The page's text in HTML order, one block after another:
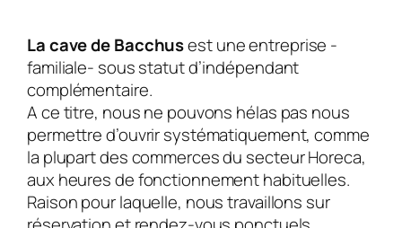
La cave de Bacchusest une entreprise -
familiale- sous statut d’indépendant
complémentaire.
A ce titre, nous ne pouvons hélas pas nous
permettre d’ouvrir systématiquement, comme
la plupart des commerces du secteur Horeca,
aux heures de fonctionnement habituelles.
Raison pour laquelle, nous travaillons sur